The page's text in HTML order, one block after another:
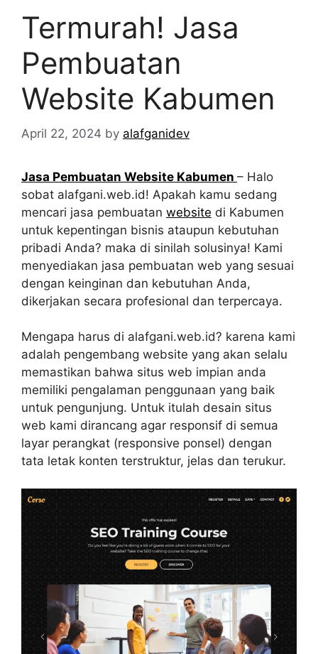
Termurah! Jasa
Pembuatan
Website Kabumen
April 22, 2024 by alafganidev
Jasa Pembuatan Website Kabumen – Halo
sobat alafgani.web.id! Apakah kamu sedang
mencari jasa pembuatan website di Kabumen
untuk kepentingan bisnis ataupun kebutuhan
pribadi Anda? maka di sinilah solusinya! Kami
menyediakan jasa pembuatan web yang sesuai
dengan keinginan dan kebutuhan Anda,
dikerjakan secara profesional dan terpercaya.
Mengapa harus di alafgani.web.id? karena kami
adalah pengembang website yang akan selalu
memastikan bahwa situs web impian anda
memiliki pengalaman penggunaan yang baik
untuk pengunjung. Untuk itulah desain situs
web kami dirancang agar responsif di semua
layar perangkat (responsive ponsel) dengan
tata letak konten terstruktur, jelas dan terukur.